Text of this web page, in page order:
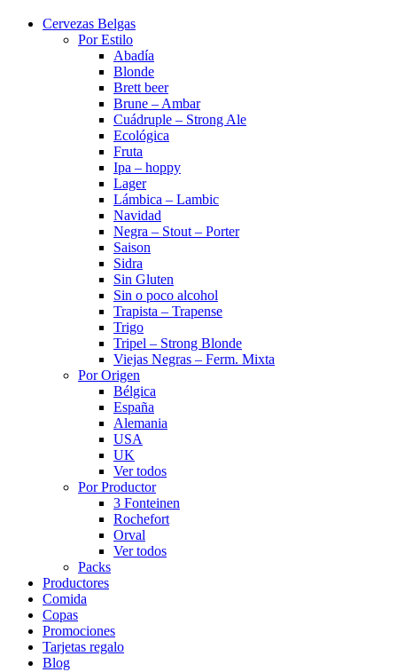
Cervezas Belgas
Por Estilo
Abadía
Blonde
Brett beer
Brune – Ambar
Cuádruple – Strong Ale
Ecológica
Fruta
Ipa – hoppy
Lager
Lámbica – Lambic
Navidad
Negra – Stout – Porter
Saison
Sidra
Sin Gluten
Sin o poco alcohol
Trapista – Trapense
Trigo
Tripel – Strong Blonde
Viejas Negras – Ferm. Mixta
Por Origen
Bélgica
España
Alemania
USA
UK
Ver todos
Por Productor
3 Fonteinen
Rochefort
Orval
Ver todos
Packs
Productores
Comida
Copas
Promociones
Tarjetas regalo
Blog